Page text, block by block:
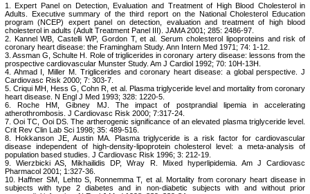
1. Expert Panel on Detection, Evaluation and Treatment of High Blood Cholesterol in
Adults. Executive summary of the third report on the National Cholesterol Education
program (NCEP) expert panel on detection, evaluation and treatment of high blood
cholesterol in adults (Adult Treatment Panel III). JAMA 2001; 285: 2486-97.
2. Kannel WB, Castelli WP, Gordon T, et al. Serum cholesterol lipoproteins and risk of
coronary heart disease: the Framingham Study. Ann Intern Med 1971; 74: 1-12.
3. Assman G, Schulte H. Role of triglicerides in coronary artery disease: lessons from the
prospective cardiovascular Munster Study. Am J Cardiol 1992; 70: 10H-13H.
4. Ahmad I, Miller M. Triglicerides and coronary heart disease: a global perspective. J
Cardiovasc Risk 2000; 7: 303-7.
5. Criqui MH, Hess G, Cohn R, et al. Plasma triglyceride level and mortality from coronary
heart disease. N Engl J Med 1993; 328: 1220-5.
6. Roche HM, Gibney MJ. The impact of postprandial lipemia in accelerating
atherothrombosis. J Cardiovasc Risk 2000; 7:317-24.
7. Ooi TC, Ooi DS. The artherogenic significance of an elevated plasma triglyceride level.
Crit Rev Clin Lab Sci 1998; 35: 489-516.
8. Hokkanson JE, Austin MA. Plasma triglyceride is a risk factor for cardiovascular
disease independent of high-density-lipoprotein cholesterol level: a meta-analysis of
population based studies. J Cardiovasc Risk 1996; 3: 212-19.
9. Wierzbicki AS, Mikhailidis DP, Wray R. Mixed hyperlipidemia. Am J Cardiovasc
Pharmacol 2001; 1:327-36.
10. Haffner SM, Lehto S, Ronnemma T, et al. Mortality from coronary heart disease in
subjects with type 2 diabetes and in non-diabetic subjects with and without prior